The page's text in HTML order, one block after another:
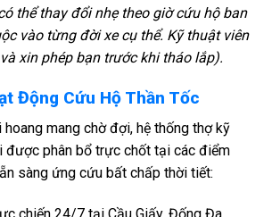
thể thay đổi nhẹ theo giờ cứu hộ ban
vào từng đời xe cụ thể. Kỹ thuật viên
xin phép bạn trước khi tháo lắp).
Động Cứu Hộ Thần Tốc
hoang mang chờ đợi, hệ thống thợ kỹ
được phân bổ trực chốt tại các điểm
sàng ứng cứu bất chấp thời tiết: